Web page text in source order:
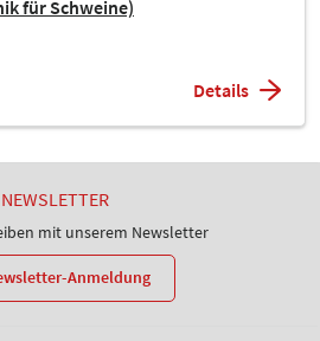
für Schweine)
Details
NEWSLETTER
mit unserem Newsletter
Anmeldung